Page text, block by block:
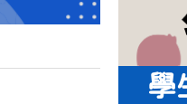
學